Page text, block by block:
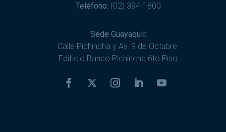
Teléfono: (02) 394-1800
Sede Guayaquil:
Calle Pichincha y Av. 9 de Octubre.
Edificio Banco Pichincha 6to Piso